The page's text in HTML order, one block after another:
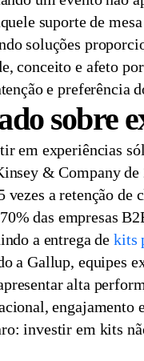
suporte de
soluções
conceito e afeto
e preferência
sobre
em experiências
& Company de
vezes a retenção de
das empresas
a entrega de kits
a Gallup, equipes
alta
investir em kits